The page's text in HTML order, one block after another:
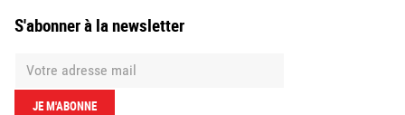
S'abonner à la newsletter